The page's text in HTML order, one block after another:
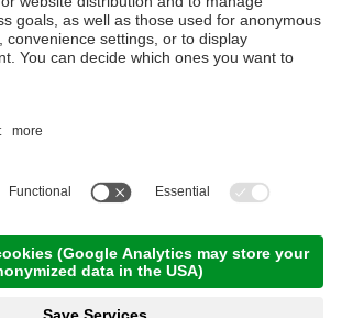
NEWSLETTER
Juliane.MwSt-Nr. IT02319340218.
IT021051A1N4G5DFH7
Sitemap Cookie-Einstellungen